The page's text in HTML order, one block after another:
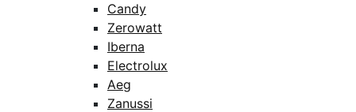
Candy
Zerowatt
Iberna
Electrolux
Aeg
Zanussi